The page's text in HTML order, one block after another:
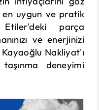
uygun ve pratik
parça
ve enerjinizi
Kayaoğlu Nakliyat'ı
deneyimi